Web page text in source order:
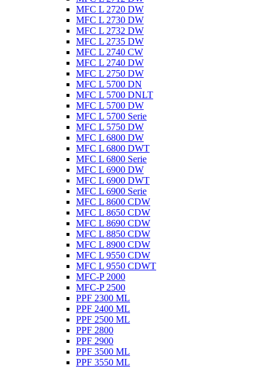
MFC L 2720 DW
MFC L 2730 DW
MFC L 2732 DW
MFC L 2735 DW
MFC L 2740 CW
MFC L 2740 DW
MFC L 2750 DW
MFC L 5700 DN
MFC L 5700 DNLT
MFC L 5700 DW
MFC L 5700 Serie
MFC L 5750 DW
MFC L 6800 DW
MFC L 6800 DWT
MFC L 6800 Serie
MFC L 6900 DW
MFC L 6900 DWT
MFC L 6900 Serie
MFC L 8600 CDW
MFC L 8650 CDW
MFC L 8690 CDW
MFC L 8850 CDW
MFC L 8900 CDW
MFC L 9550 CDW
MFC L 9550 CDWT
MFC-P 2000
MFC-P 2500
PPF 2300 ML
PPF 2400 ML
PPF 2500 ML
PPF 2800
PPF 2900
PPF 3500 ML
PPF 3550 ML